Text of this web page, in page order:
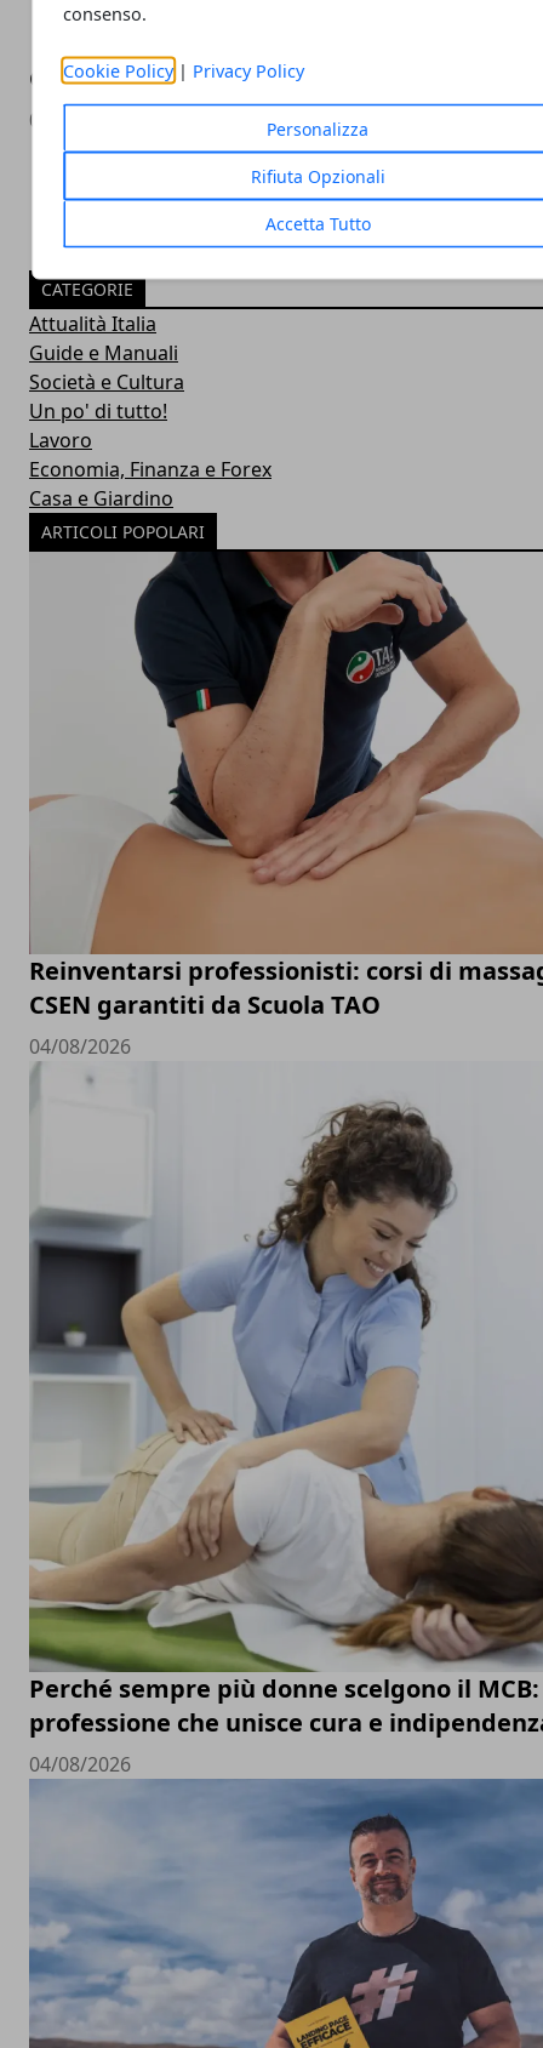
consenso.
Cookie Policy | Privacy Policy
Personalizza
Rifiuta Opzionali
Accetta Tutto
Gli integratori per la palestra servono
04/07/2020
CATEGORIE
Attualità Italia
Guide e Manuali
Società e Cultura
Un po' di tutto!
Lavoro
Economia, Finanza e Forex
Casa e Giardino
ARTICOLI POPOLARI
Reinventarsi professionisti: corsi di
CSEN garantiti da Scuola TAO
04/08/2026
Perché sempre più donne scelgono il
professione che unisce cura e
04/08/2026